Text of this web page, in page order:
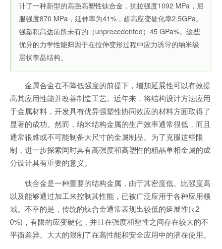
计了一种新型的高强高塑性钛合金，抗拉强度1092 MPa，屈
服强度870 MPa，延伸率为41%，超高应变硬化率2.5GPa。
强塑积高达前所未有的（unprecedented）45 GPa%。这些
优异的力学性能归因于在拉伸变形过程中应力诱导的纳米级
层状孪晶结构。
金属合金在不降低强度的前提下，增加延展性可以有效提
高其应用性能并改善制造工艺。近年来，将结构设计方法应用
于金属材料，开发具有优异强塑性协同效应的材料方面取得了
显著的成功。然而，纳米结构金属的生产效率通常很低，而且
通常很难或不可能制备大尺寸的金属制品。为了克服这些限
制，进一步探索同时具有高强度和高塑性的粗晶单相金属的成
分设计具有重要的意义。
钛合金是一种重要的结构金属，由于其密度低、比强度高
以及能够通过加工来控制其性能，已被广泛应用于各种应用领
域。不幸的是，传统的钛合金通常表现出较低的延展性(<2
0%)，有限的应变硬化，并且在强度和塑性之间存在较大的不
平衡差异。大大的限制了在高性能和安全应用中的潜在使用。